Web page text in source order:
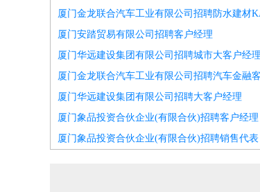
厦门金龙联合汽车工业有限公司招聘防水建材
厦门安踏贸易有限公司招聘客户经理
厦门华远建设集团有限公司招聘城市大客户经理
厦门金龙联合汽车工业有限公司招聘汽车金融
厦门华远建设集团有限公司招聘大客户经理
厦门象品投资合伙企业(有限合伙)招聘客户经理
厦门象品投资合伙企业(有限合伙)招聘销售代表